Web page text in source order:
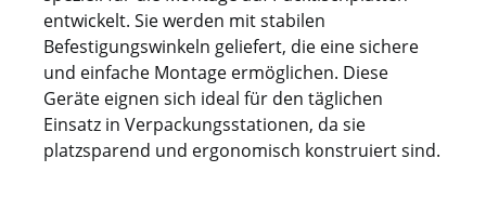
entwickelt. Sie werden mit stabilen
Befestigungswinkeln geliefert, die eine sichere
und einfache Montage ermöglichen. Diese
Geräte eignen sich ideal für den täglichen
Einsatz in Verpackungsstationen, da sie
platzsparend und ergonomisch konstruiert sind.